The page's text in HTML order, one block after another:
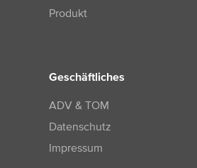
Produkt
Geschäftliches
ADV & TOM
Datenschutz
Impressum